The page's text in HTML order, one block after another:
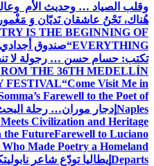
وقلب الصياد … وحديث الأم
هُناك، نَحْنُ عاشقان نَديّان وَ
IS THE BEGINNING OF
EVERYTHING“صندوق
تكتب: حسام حسن … رجولة لا
THE 36TH MEDELLÍN
FESTIVAL“Come Visit Me in
Farewell to the Poet of
Naples إدجار موران… رحلة
Civilization and Heritage
the FutureFarewell to Luciano
Made Poetry a Homeland
Departs إيطاليا تودّع شاعر نابولي